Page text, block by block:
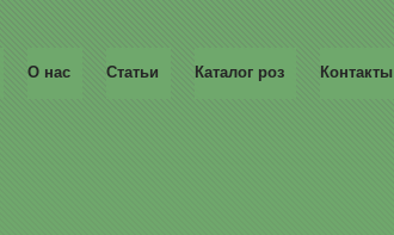
О нас Статьи Каталог роз Контакты